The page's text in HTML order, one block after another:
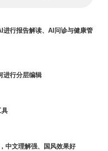
进行报告解读、AI问诊与健康管
进行分层编辑
具
中文理解强、国风效果好